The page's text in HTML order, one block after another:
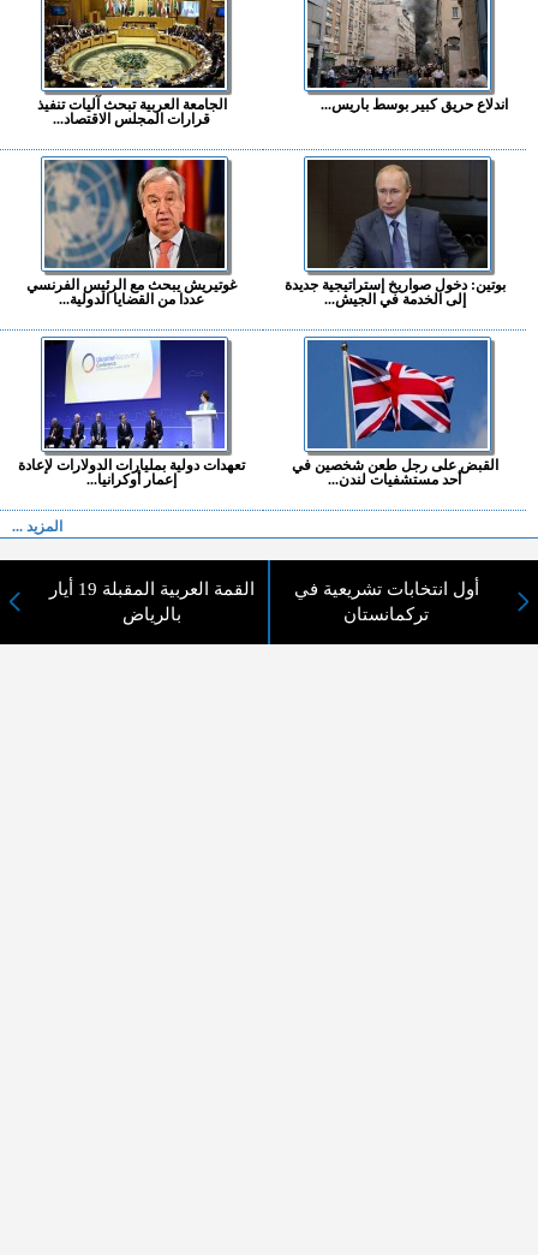
اندلاع حريق كبير بوسط باريس...
الجامعة العربية تبحث آليات تنفيذ
قرارات المجلس الاقتصاد...
بوتين: دخول صواريخ إستراتيجية جديدة
إلى الخدمة في الجيش...
غوتيريش يبحث مع الرئيس الفرنسي
عددا من القضايا الدولية...
القبض على رجل طعن شخصين في
أحد مستشفيات لندن...
تعهدات دولية بمليارات الدولارات لإعادة
إعمار أوكرانيا...
المزيد ...
اختيارات القراءأول انتخابات تشريعية في
تركمانستان
القمة العربية المقبلة 19 أيار
بالرياض